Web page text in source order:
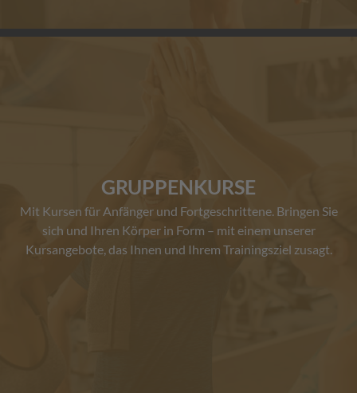
GRUPPENKURSE
Mit Kursen für Anfänger und Fortgeschrittene. Bringen Sie
sich und Ihren Körper in Form – mit einem unserer
Kursangebote, das Ihnen und Ihrem Trainingsziel zusagt.